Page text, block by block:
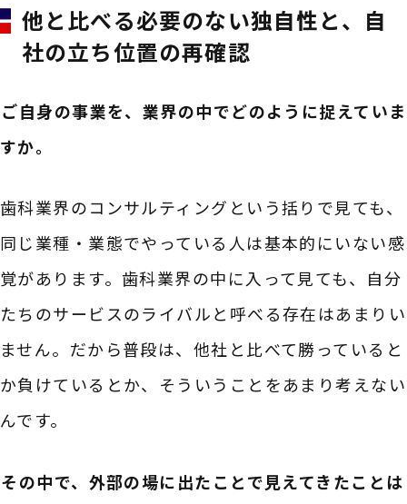
他と比べる必要のない独自性と、自
社の立ち位置の再確認
――ご自身の事業を、業界の中でどのように捉えていま
すか。
歯科業界のコンサルティングという括りで見ても、
同じ業種・業態でやっている人は基本的にいない感
覚があります。歯科業界の中に入って見ても、自分
たちのサービスのライバルと呼べる存在はあまりい
ません。だから普段は、他社と比べて勝っていると
か負けているとか、そういうことをあまり考えない
んです。
――その中で、外部の場に出たことで見えてきたことは